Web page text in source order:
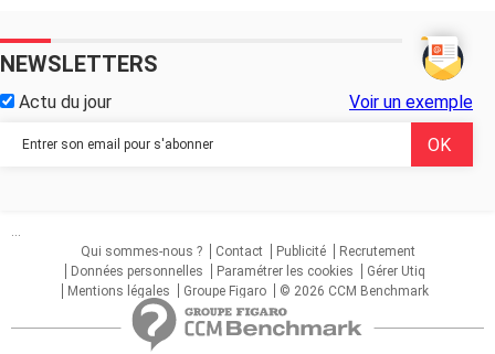
NEWSLETTERS
Actu du jour Voir un exemple
...
Qui sommes-nous ?
Contact Publicité
Recrutement
Données personnelles
Paramétrer les cookies
Gérer Utiq
Mentions légales
Groupe Figaro © 2026 CCM Benchmark